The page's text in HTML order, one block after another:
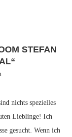
STEFAN
nichts spezielles
Lieblinge! Ich
gesucht. Wenn ich